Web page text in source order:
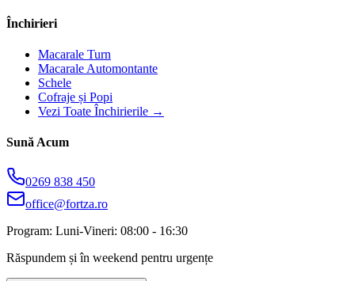
Închirieri
Macarale Turn
Macarale Automontante
Schele
Cofraje și Popi
Vezi Toate Închirierile →
Sună Acum
0269 838 450
office@fortza.ro
Program: Luni-Vineri: 08:00 - 16:30
Răspundem și în weekend pentru urgențe